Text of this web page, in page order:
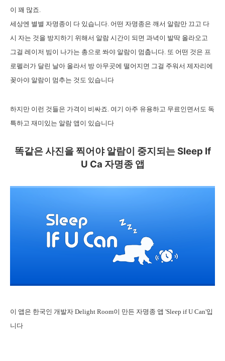
이 꽤 많죠.
세상엔 별별 자명종이 다 있습니다. 어떤 자명종은 깨서 알람만 끄고 다
시 자는 것을 방지하기 위해서 알람 시간이 되면 과녁이 발딱 올라오고
그걸 레이저 빔이 나가는 총으로 쏴야 알람이 멈춥니다. 또 어떤 것은 프
로펠러가 달린 날아 올라서 방 아무곳에 떨어지면 그걸 주워서 제자리에
꽂아야 알람이 멈추는 것도 있습니다
하지만 이런 것들은 가격이 비싸죠. 여기 아주 유용하고 무료인면서도 독
특하고 재미있는 알람 앱이 있습니다
똑같은 사진을 찍어야 알람이 중지되는 Sleep If
U Ca 자명종 앱
이 앱은 한국인 개발자 Delight Room이 만든 자명종 앱 'Sleep if U Can'입
니다